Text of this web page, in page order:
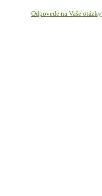
Odpovede na Vaše otázky